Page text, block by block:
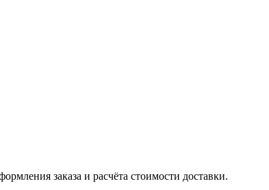
заказа и расчёта стоимости доставки.